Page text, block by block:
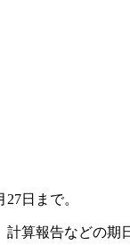
日まで。
算報告などの期